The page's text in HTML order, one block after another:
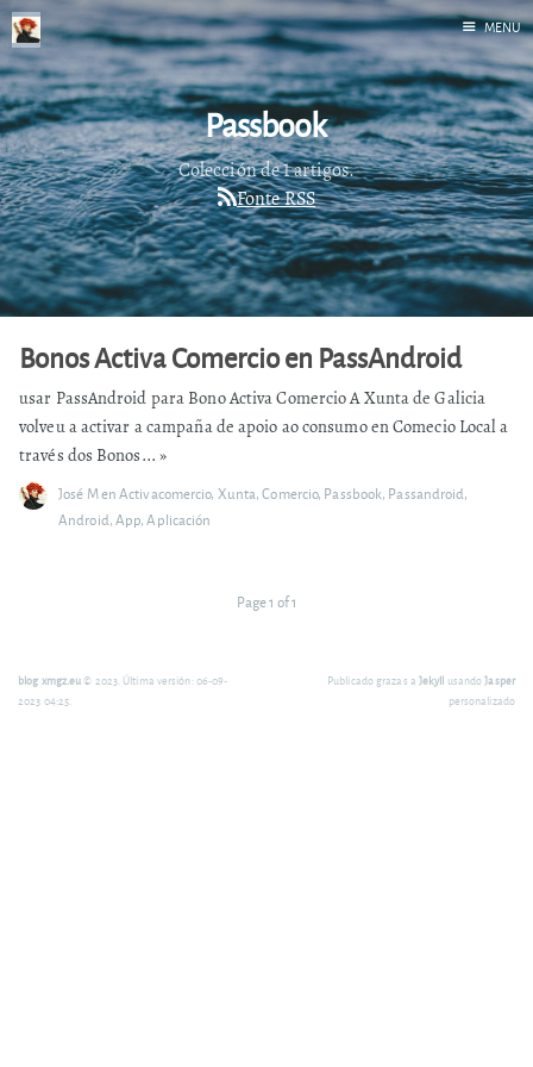
Inicio
Correr
Fediverso
Libros
Foto
Acerca de
MENU
Passbook
Colección de 1 artigos.
Fonte RSS
Bonos Activa Comercio en PassAndroid
usar PassAndroid para Bono Activa Comercio A Xunta de Galicia
volveu a activar a campaña de apoio ao consumo en Comecio Local a
través dos Bonos... »
José MenActivacomercio, Xunta,Comercio, Passbook, Passandroid,
Android,App,Aplicación
Page 1 of 1
blog xmgz.eu© 2023. Última versión: 06-09-
2023 04:25.
Publicado grazas a Jekyll usandoJasper
personalizado